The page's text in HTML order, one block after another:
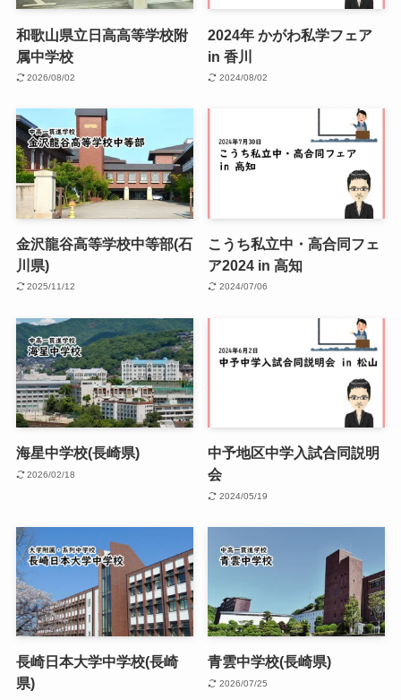
和歌山県立日高高等学校附
属中学校
2026/08/02
2024年 かがわ私学フェア
in 香川
2024/08/02
金沢龍谷高等学校中等部(石
川県)
2025/11/12
こうち私立中・高合同フェ
ア2024 in 高知
2024/07/06
海星中学校(長崎県)
2026/02/18
中予地区中学入試合同説明
会
2024/05/19
長崎日本大学中学校(長崎
県)
青雲中学校(長崎県)
2026/07/25